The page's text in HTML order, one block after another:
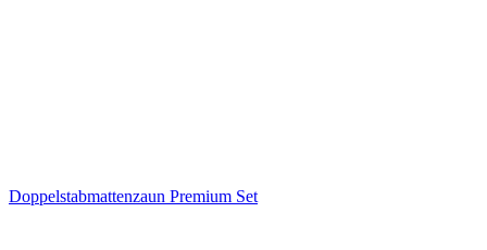
Doppelstabmattenzaun Premium Set